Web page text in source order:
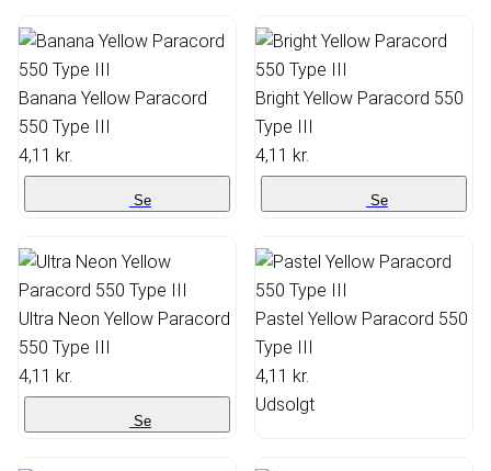
Banana Yellow Paracord
550 Type III
4,11 kr.
Se
Bright Yellow Paracord 550
Type III
4,11 kr.
Se
Ultra Neon Yellow Paracord
550 Type III
4,11 kr.
Se
Pastel Yellow Paracord 550
Type III
4,11 kr.
Udsolgt